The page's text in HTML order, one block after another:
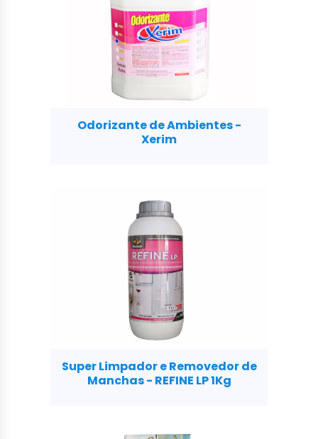
Odorizante de Ambientes -
Xerim
Super Limpador e Removedor de
Manchas - REFINE LP 1Kg